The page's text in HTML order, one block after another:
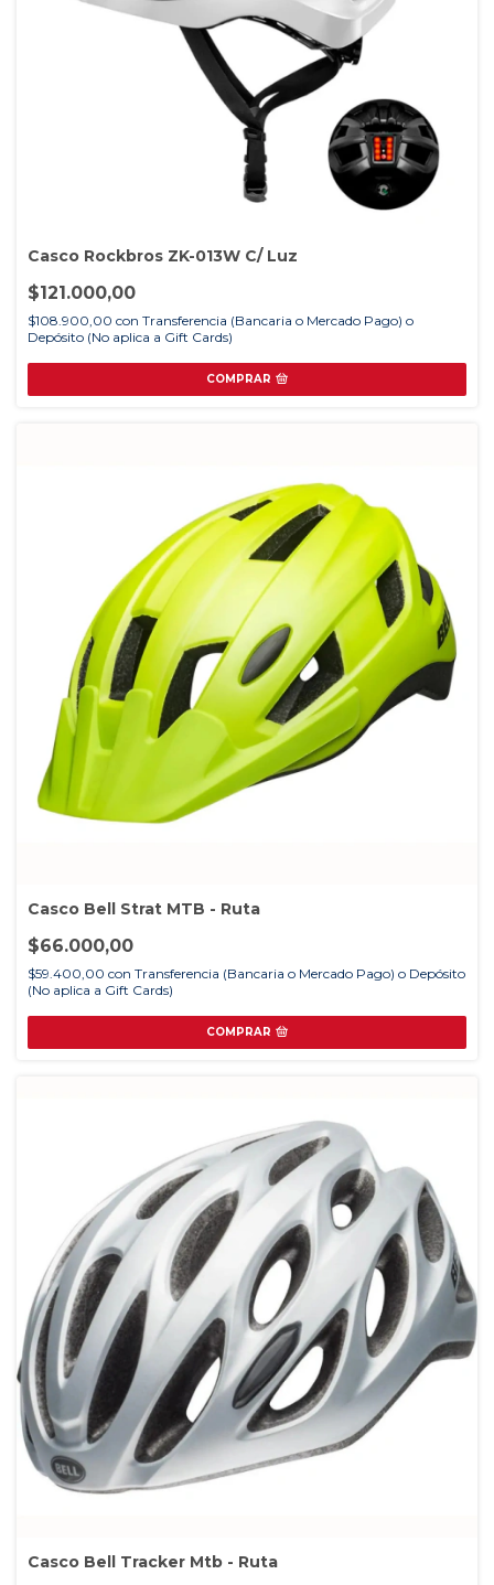
Casco Rockbros ZK-013W C/ Luz
$121.000,00
$108.900,00 con Transferencia (Bancaria o Mercado Pago) o
Depósito (No aplica a Gift Cards)
COMPRAR
Casco Bell Strat MTB - Ruta
$66.000,00
$59.400,00 con Transferencia (Bancaria o Mercado Pago) o Depósito
(No aplica a Gift Cards)
COMPRAR
Casco Bell Tracker Mtb - Ruta